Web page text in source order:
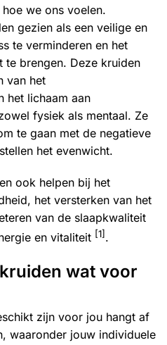
we ons voelen.
gezien als een veilige en
te verminderen en het
te brengen. Deze kruiden
van het
het lichaam aan
fysiek als mentaal. Ze
te gaan met de negatieve
het evenwicht.
ook helpen bij het
het versterken van het
van de slaapkwaliteit
en vitaliteit [1].
wat voor
zijn voor jou hangt af
waaronder jouw individuele